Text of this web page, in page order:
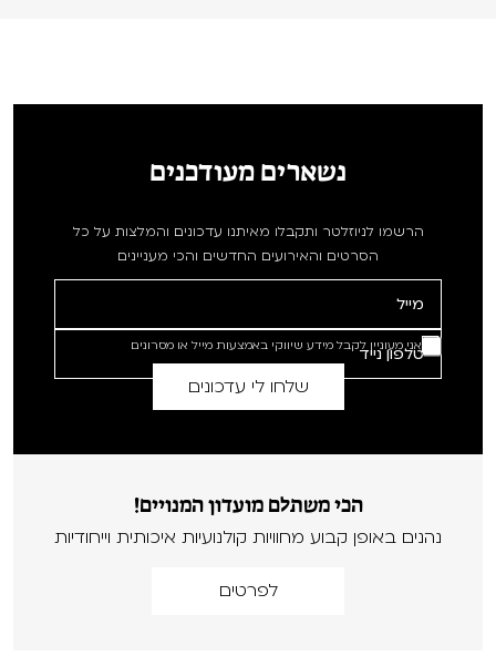
נשארים מעודכנים
הרשמו לניוזלטר ותקבלו מאיתנו עדכונים והמלצות על כל
הסרטים והאירועים החדשים והכי מעניינים
אני מעוניין לקבל מידע שיווקי באמצעות מייל או מסרונים
הכי משתלם מועדון המנויים!
נהנים באופן קבוע מחוויות קולנועיות איכותית וייחודיות
לפרטים